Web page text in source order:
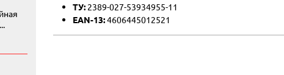
ТУ: 2389-027-53934955-11
EAN-13:4606445012521